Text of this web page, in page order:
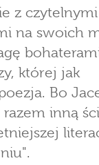
z czytelnymi
na swoich
której jak
Bo
inną